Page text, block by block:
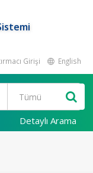
Girişi English
Detaylı Arama